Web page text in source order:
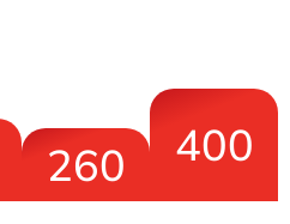
260 400